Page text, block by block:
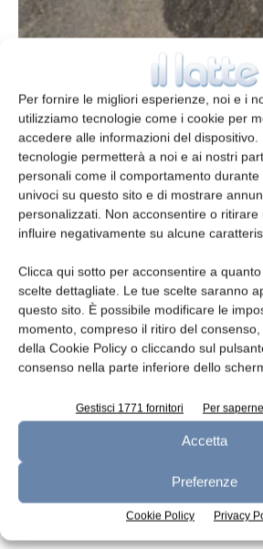
Per fornire le migliori esperienze, noi e i
utilizziamo tecnologie come i cookie per
accedere alle informazioni del
tecnologie permetterà a noi e ai nostri
personali come il comportamento
univoci su questo sito e di mostrare
personalizzati. Non acconsentire o ritirare
influire negativamente su alcune
Clicca qui sotto per acconsentire a
scelte dettagliate. Le tue scelte saranno
questo sito. È possibile modificare le
momento, compreso il ritiro del
della Cookie Policy o cliccando sul
consenso nella parte inferiore dello
Gestisci 1771 fornitori Per
Accetta
Preferenze
Cookie Policy Privacy
In via di definizione
un prodotto/servizio
redazione 12 Maggio 2015
Leggi la rivista
n.7 - Luglio 2026 n.6 - Giugno 2026